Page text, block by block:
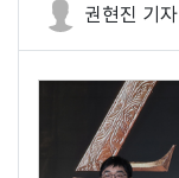
권현진 기자